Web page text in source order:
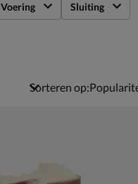
Voering Sluiting
Sorteren op: